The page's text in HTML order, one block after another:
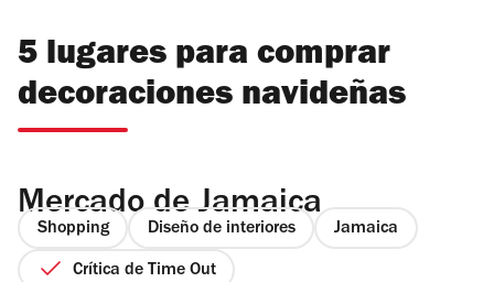
5 lugares para comprar
decoraciones navideñas
Mercado de Jamaica
Shopping Diseño de interiores Jamaica
Crítica de Time Out